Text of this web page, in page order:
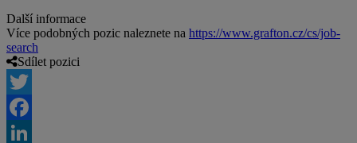
Další informace
Více podobných pozic naleznete na https://www.grafton.cz/cs/job-
search
Sdílet pozici
Twitter
Facebook